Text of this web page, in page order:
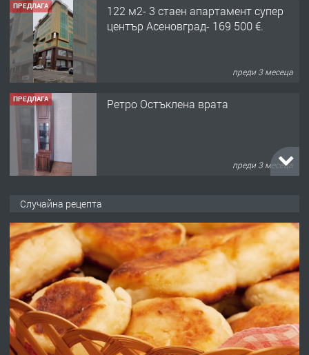
ПРЕДЛАГА
122 м2- 3 стаен апартамент супер
център Асеновград- 169 500 €.
преди 3 месеца
ПРЕДЛАГА Ретро Остъклена врата
преди 3 месеца
преди 10 месеца
ПРЕДЛАГА
Професионална броячна машина -
със сертификат от ЕЦБ
преди 1 година
Случайна рецепта